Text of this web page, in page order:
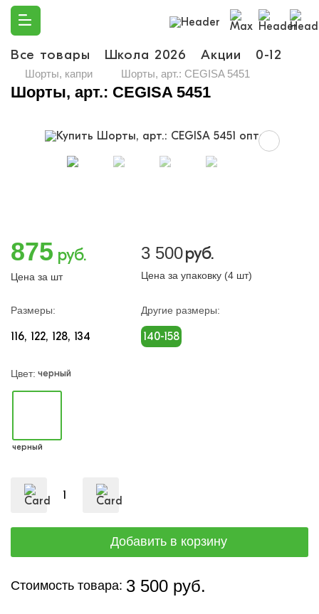
Все товары Школа 2026 Акции 0-12
Шорты, капри Шорты, арт.: CEGISA 5451
Шорты, арт.: CEGISA 5451
875 руб.
Цена за шт
3 500руб.
Цена за упаковку (4 шт)
Размеры:
116 122 128 134
Другие размеры:
140-158
Цвет: черный
черный
Стоимость товара: 3 500 руб.